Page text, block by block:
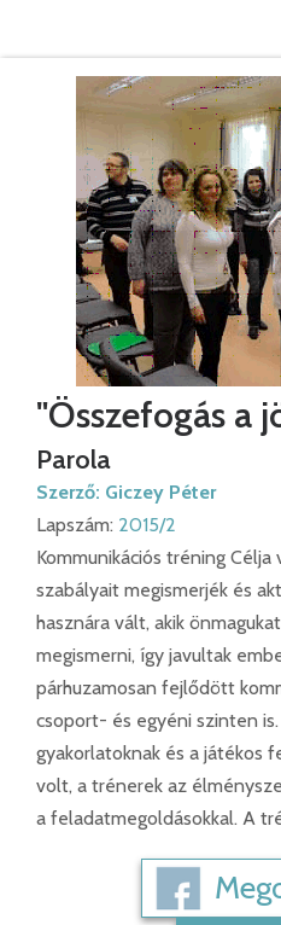
"Összefogás a
Parola
Szerző: Giczey Péter
Lapszám: 2015/2
Kommunikációs tréning
szabályait megismerjék és
hasznára vált, akik
megismerni, így javultak
párhuzamosan fejlődött
csoport- és egyéni szinten
gyakorlatoknak és a játékos
volt, a trénerek az
a feladatmegoldásokkal. A